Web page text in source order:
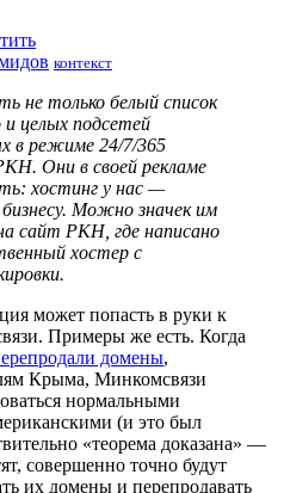
контекст
не только белый список
целых подсетей
в режиме 24/7/365
Они в своей рекламе
хостинг у нас —
Можно значек им
сайт РКН, где написано
хостер с
может попасть в руки к
Примеры же есть. Когда
домены,
Крыма, Минкомсвязи
нормальными
(и это был
«теорема доказана» —
совершенно точно будут
их домены и перепродавать